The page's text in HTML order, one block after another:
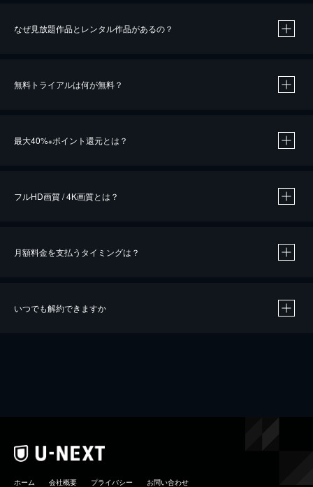
なぜ見放題作品とレンタル作品があるの？
無料トライアルは何が無料？
最大40%※ポイント還元とは？
※40％ポイント還元の対象は、クレジットカード決済による作品の購入 / レンタルです。
iOSアプリのUコイン決済による作品の購入 / レンタルは、20％のポイント還元です。
フルHD画質 / 4K画質とは？
月額料金を支払うタイミングは？
いつでも解約できますか
ホーム 会社概要 プライバシー お問い合わせ